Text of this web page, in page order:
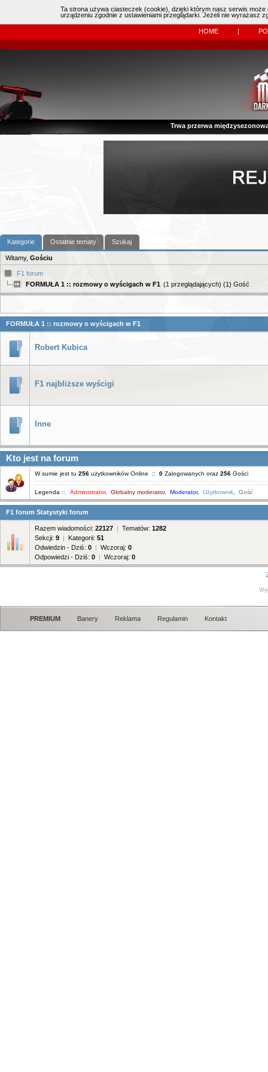
| Kierowcy: 11483dzisiaj: (0)
Online:
HOME |
Trwa przerwa
Kategorie Ostatnie tematy Szukaj
Witamy, Gościu
F1 forum
FORMUŁA 1 :: rozmowy o wyścigach w F1 (1 przeglądających) (1) Gość
FORMUŁA 1 :: rozmowy o wyścigach w F1
Robert Kubica
F1 najbliższe wyścigi
Inne
Kto jest na forum
W sumie jest tu 256 użytkowników Online :: 0 Zalogowanych oraz 256 Gości
Legenda :: Administrator, Globalny moderator, Moderator, Użytkownik Gość
F1 forum Statystyki forum
Razem wiadomości: 22127 | Tematów: 1282
Sekcji: 9 | Kategorii: 51
Odwiedzin - Dziś: 0 | Wczoraj: 0
Odpowiedzi - Dziś: 0 | Wczoraj: 0
PREMIUM Banery Reklama Regulamin Kontakt
Ta strona używa ciasteczek (cookie), dzięki którym nasz serwis
urządzeniu zgodnie z ustawieniami przeglądarki. Jeżeli nie wyrażasz